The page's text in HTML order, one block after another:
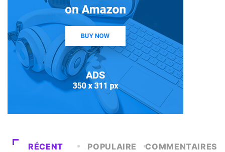
RÉCENT POPULAIRE COMMENTAIRES